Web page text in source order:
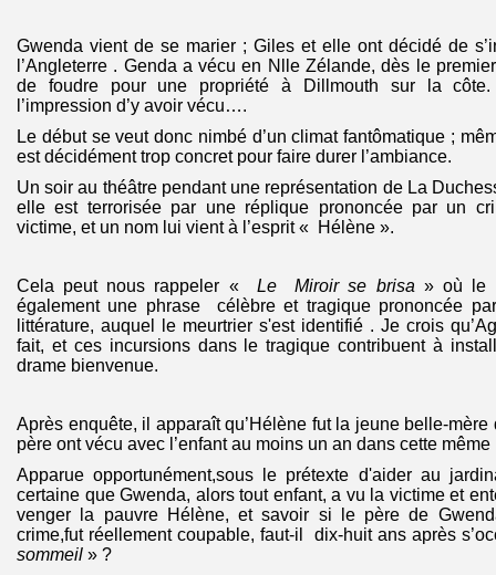
Gwenda vient de se marier ; Giles et elle ont décidé de
l’Angleterre . Genda a vécu en Nlle Zélande, dès le
de foudre pour une propriété à Dillmouth sur la
l’impression d’y avoir vécu….
Le début se veut donc nimbé d’un climat fantômatique ;
est décidément trop concret pour faire durer l’ambiance.
Un soir au théâtre pendant une représentation de La
elle est terrorisée par une réplique prononcée par un
victime, et un nom lui vient à l’esprit « Hélène ».
Cela peut nous rappeler « Le Miroir se brisa » où le
également une phrase célèbre et tragique prononcée
littérature, auquel le meurtrier s'est identifié . Je crois
fait, et ces incursions dans le tragique contribuent à
drame bienvenue.
Après enquête, il apparaît qu’Hélène fut la jeune belle-
père ont vécu avec l’enfant au moins un an dans cette même
Apparue opportunément,sous le prétexte d'aider au
certaine que Gwenda, alors tout enfant, a vu la victime et
venger la pauvre Hélène, et savoir si le père de
crime,fut réellement coupable, faut-il dix-huit ans après
sommeil » ?